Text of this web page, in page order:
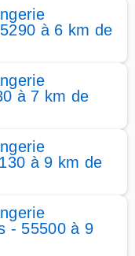
à 6 km de
à 7 km de
à 9 km de
- 55500 à 9